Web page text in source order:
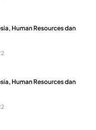
Human Resources dan
Human Resources dan